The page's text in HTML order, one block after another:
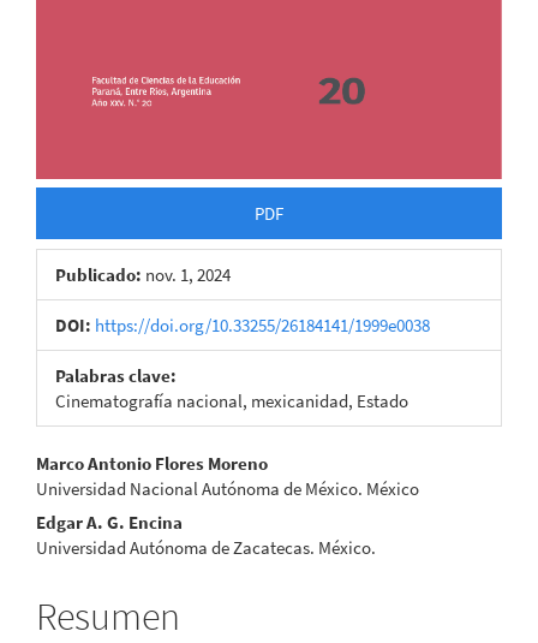
PDF
Publicado: nov. 1, 2024
DOI: https://doi.org/10.33255/26184141/1999e0038
Palabras clave:
Cinematografía nacional, mexicanidad, Estado
Contenido
principal
del
artículo
Marco Antonio Flores Moreno
Universidad Nacional Autónoma de México. México
Edgar A. G. Encina
Universidad Autónoma de Zacatecas. México.
Resumen